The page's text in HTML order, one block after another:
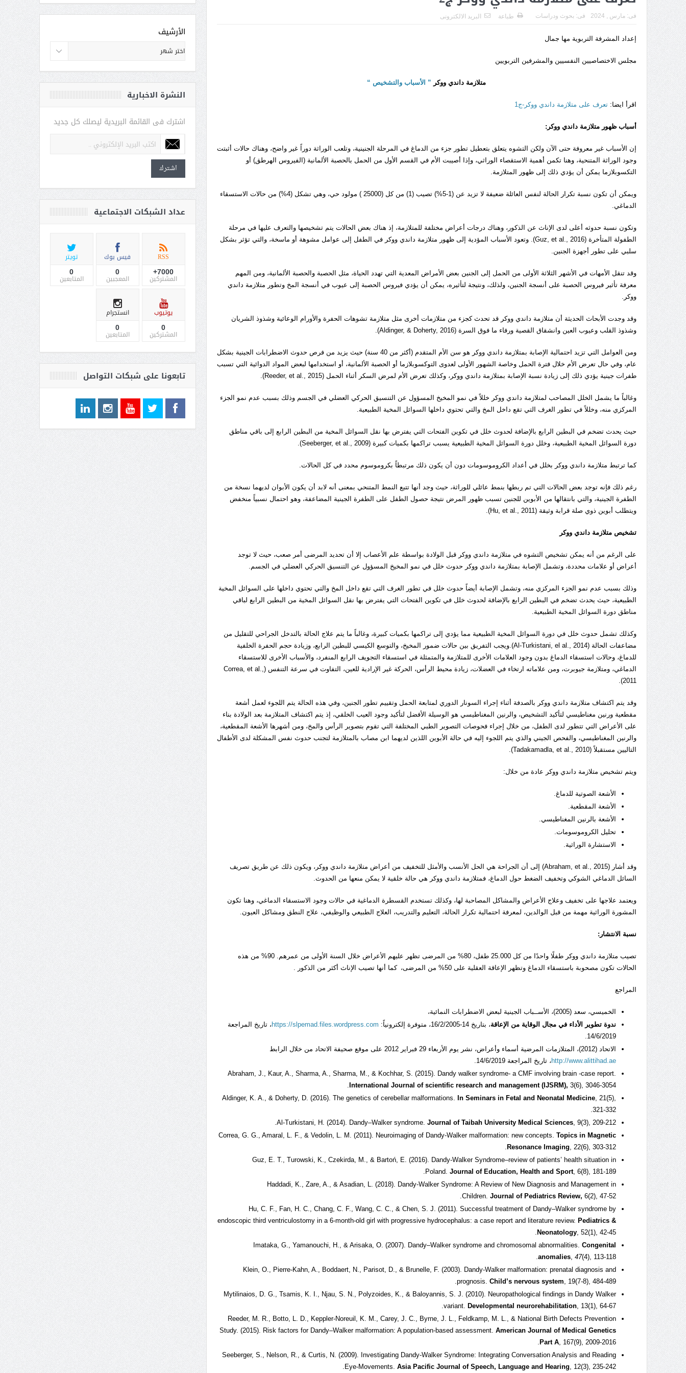
فى:مارس , 2024 فى: بحوث ودراسات طباعة البريد الالكترونى
إعداد المشرفة التربوية مها جمال
مجلس الاختصاصيين النفسيين والمشرفين التربويين
متلازمة داندي ووكر ” الأسباب والتشخيص “
اقرأ ايضا:تعرف على متلازمة داندي ووكر-ج1
أسباب ظهور متلازمة داندي ووكر:
إن الأسباب غير معروفة حتى الآن ولكن التشوه يتعلق بتعطيل تطور جزء من الدماغ في المرحلة الجنينية، وتلعب الوراثة دوراً غير واضح، وهناك حالات أثبتت
وجود الوراثة المتنحية، وهنا تكمن أهمية الاستقصاء الوراثي، وإذا أصيبت الأم في القسم الأول من الحمل بالحصبة الألمانية (الفيروس الهرطق) أو
التكسوبلازما يمكن أن يؤدي ذلك إلى ظهور المتلازمة.
ويمكن أن تكون نسبة تكرار الحالة لنفس العائلة ضعيفة لا تزيد عن (1-5%) تصيب (1) من كل (25000 ) مولود حي، وهي تشكل (4%) من حالات الاستسقاء
الدماغي.
وتكون نسبة حدوثه أعلى لدى الإناث عن الذكور، وهناك درجات أعراض مختلفة للمتلازمة، إذ هناك بعض الحالات يتم تشخيصها والتعرف عليها في مرحلة
الطفولة المتأخرة (Guz, et al., 2016). وتعود الأسباب المؤدية إلى ظهور متلازمة داندي ووكر في الطفل إلى عوامل مشوهة أو ماسخة، والتي تؤثر بشكل
سلبي على تطور أجهزة الجنين.
وقد تنقل الأمهات في الأشهر الثلاثة الأولى من الحمل إلى الجنين بعض الأمراض المعدية التي تهدد الحياة، مثل الحصبة والحصبة الألمانية، ومن المهم
معرفة تأثير فيروس الحصبة على أنسجة الجنين، ولذلك، ونتيجة لتأثيره، يمكن أن يؤدي فيروس الحصبة إلى عيوب في أنسجة المخ وتطور متلازمة داندي
ووكر.
وقد وجدت الأبحاث الحديثة أن متلازمة داندي ووكر قد تحدث كجزء من متلازمات أخرى مثل متلازمة تشوهات الحفرة والأورام الوعائية وشذوذ الشريان
وشذوذ القلب وعيوب العين وانشقاق القصية ورفاء ما فوق السرة (Aldinger, & Doherty, 2016).
ومن العوامل التي تزيد احتمالية الإصابة بمتلازمة داندي ووكر هو سن الأم المتقدم (أكثر من 40 سنة) حيث يزيد من فرص حدوث الاضطرابات الجينية بشكل
عام، وفي حال تعرض الأم خلال فترة الحمل وخاصة الشهور الأولى لعدوى التوكسوبلازما أو الحصبة الألمانية، أو استخدامها لبعض المواد الدوائية التي تسبب
طفرات جينية يؤدي ذلك إلى زيادة نسبة الإصابة بمتلازمة داندي ووكر، وكذلك تعرض الأم لمرض السكر أثناء الحمل (Reeder, et al., 2015).
وغالباً ما يشمل الخلل المصاحب لمتلازمة داندي ووكر خللاً في نمو المخيخ المسؤول عن التنسيق الحركي العضلي في الجسم وذلك بسبب عدم نمو الجزء
المركزي منه، وخللاً في تطور الغرف التي تقع داخل المخ والتي تحتوي داخلها السوائل المخية الطبيعية.
حيث يحدث تضخم في البطين الرابع بالإضافة لحدوث خلل في تكوين الفتحات التي يفترض بها نقل السوائل المخية من البطين الرابع إلى باقي مناطق
دورة السوائل المخية الطبيعية، وخلل دورة السوائل المخية الطبيعية يسبب تراكمها بكميات كبيرة (Seeberger, et al., 2009).
كما ترتبط متلازمة داندي ووكر بخلل في أعداد الكروموسومات دون أن يكون ذلك مرتبطاً بكروموسوم محدد في كل الحالات.
رغم ذلك فإنه توجد بعض الحالات التي تم ربطها بنمط عائلي للوراثة، حيث وجد أنها تتبع النمط المتنحي بمعنى أنه لابد أن يكون الأبوان لديهما نسخة من
الطفرة الجينية، والتي بانتقالها من الأبوين للجنين تسبب ظهور المرض نتيجة حصول الطفل على الطفرة الجينية المضاعفة، وهو احتمال نسبياً منخفض
ويتطلب أبوين ذوي صلة قرابة وثيقة (Hu, et al., 2011).
تشخيص متلازمة داندي ووكر
على الرغم من أنه يمكن تشخيص التشوه في متلازمة داندي ووكر قبل الولادة بواسطة علم الأعصاب إلا أن تحديد المرضى أمر صعب، حيث لا توجد
أعراض أو علامات محددة، وتشمل الإصابة بمتلازمة داندي ووكر حدوث خلل في نمو المخيخ المسؤول عن التنسيق الحركي العضلي في الجسم.
وذلك بسبب عدم نمو الجزء المركزي منه، وتشمل الإصابة أيضاً حدوث خلل في تطور الغرف التي تقع داخل المخ والتي تحتوي داخلها على السوائل المخية
الطبيعية، حيث يحدث تضخم في البطين الرابع بالإضافة لحدوث خلل في تكوين الفتحات التي يفترض بها نقل السوائل المخية من البطين الرابع لباقي
مناطق دورة السوائل المخية الطبيعية.
وكذلك تشمل حدوث خلل في دورة السوائل المخية الطبيعية مما يؤدي إلى تراكمها بكميات كبيرة، وغالباً ما يتم علاج الحالة بالتدخل الجراحي للتقليل من
مضاعفات الحالة (Al-Turkistani, el al., 2014).ويجب التفريق بين حالات ضمور المخيخ، والتوسع الكيسي للبطين الرابع، وزيادة حجم الحفرة الخلفية
للدماغ، وحالات استسقاء الدماغ بدون وجود العلامات الأخرى للمتلازمة والمتمثلة في استسقاء التجويف الرابع المنفرد، والأسباب الأخرى للاستسقاء
الدماغي، ومتلازمة جيوبرت، ومن علاماته ارتخاء في العضلات، زيادة محيط الرأس، الحركة غير الإرادية للعين، التفاوت في سرعة التنفس (Correa, et al.,
2011).
وقد يتم اكتشاف متلازمة داندي ووكر بالصدفة أثناء إجراء السونار الدوري لمتابعة الحمل وتقييم تطور الجنين، وفي هذه الحالة يتم اللجوء لعمل أشعة
مقطعية ورنين مغناطيسي لتأكيد التشخيص، والرنين المغناطيسي هو الوسيلة الأفضل لتأكيد وجود العيب الخلقي، إذ يتم اكتشاف المتلازمة بعد الولادة بناء
على الأعراض التي تتطور لدى الطفل، من خلال إجراء فحوصات التصوير الطبي المختلفة التي تقوم بتصوير الرأس والمخ، ومن أشهرها الأشعة المقطعية،
والرنين المغناطيسي، والفحص الجيني والذي يتم اللجوء إليه في حالة الأبوين اللذين لديهما ابن مصاب بالمتلازمة لتجنب حدوث نفس المشكلة لدى الأطفال
التاليين مستقبلاً (Tadakamadla, et al., 2010).
ويتم تشخيص متلازمة داندي ووكر عادة من خلال:
الأشعة الصوتية للدماغ.
الأشعة المقطعية.
الأشعة بالرنين المغناطيسي.
تحليل الكروموسومات.
الاستشارة الوراثية.
وقد أشار (Abraham, et al., 2015) إلى أن الجراحة هي الحل الأنسب والأمثل للتخفيف من أعراض متلازمة داندي ووكر، ويكون ذلك عن طريق تصريف
السائل الدماغي الشوكي وتخفيف الضغط حول الدماغ، فمتلازمة داندي ووكر هي حالة خلقية لا يمكن منعها من الحدوث.
ويعتمد علاجها على تخفيف وعلاج الأعراض والمشاكل المصاحبة لها، وكذلك تستخدم القسطرة الدماغية في حالات وجود الاستسقاء الدماغي، وهنا تكون
المشورة الوراثية مهمة من قبل الوالدين، لمعرفة احتمالية تكرار الحالة، التعليم والتدريب، العلاج الطبيعي والوظيفي، علاج النطق ومشاكل العيون.
نسبة الانتشار:
تصيب متلازمة داندي ووكر طفلًا واحدًا من كل 25.000 طفل، 80% من المرضى تظهر عليهم الأعراض خلال السنة الأولى من عمرهم. 90% من هذه
الحالات تكون مصحوبة باستسقاء الدماغ وتظهر الإعاقة العقلية على 50% من المرضى،
كما أنها تصيب الإناث أكثر من الذكور .
المراجع
الخميسي، سعد (2005)، الأســباب الجينية لبعض الاضطرابات النمائية،
ندوة تطوير الأداء في مجال الوقاية من الإعاقة، بتاريخ 14-16/2/2005، متوفرة إلكترونياً: https://slpemad.files.wordpress.com ، تاريخ المراجعة
14/6/2019.
الاتحاد (2012)، المتلازمات المرضية أسماء وأعراض، نشر يوم الأربعاء 29 فبراير 2012 على موقع صحيفة الاتحاد من خلال الرابط
http://www.alittihad.ae ، تاريخ المراجعة 14/6/2019.
Abraham, J., Kaur, A., Sharma, A., Sharma, M., & Kochhar, S. (2015). Dandy walker syndrome- a CMF involving brain -case report.
International Journal of scientific research and management (IJSRM), 3(6), 3046-3054.
Aldinger, K. A., & Doherty, D. (2016). The genetics of cerebellar malformations. In Seminars in Fetal and Neonatal Medicine, 21(5),
321-332.
Al-Turkistani, H. (2014). Dandy–Walker syndrome. Journal of Taibah University Medical Sciences, 9(3), 209-212.‏
Correa, G. G., Amaral, L. F., & Vedolin, L. M. (2011). Neuroimaging of Dandy-Walker malformation: new concepts. Topics in Magnetic
Resonance Imaging, 22(6), 303-312.‏
Guz, E. T., Turowski, K., Czekirda, M., & Bartoń, E. (2016). Dandy-Walker Syndrome–review of patients’ health situation in
Poland. Journal of Education, Health and Sport, 6(8), 181-189.‏
Haddadi, K., Zare, A., & Asadian, L. (2018). Dandy-Walker Syndrome: A Review of New Diagnosis and Management in
Children. Journal of Pediatrics Review, 6(2), 47-52.‏
Hu, C. F., Fan, H. C., Chang, C. F., Wang, C. C., & Chen, S. J. (2011). Successful treatment of Dandy–Walker syndrome by
endoscopic third ventriculostomy in a 6-month-old girl with progressive hydrocephalus: a case report and literature review. Pediatrics &
Neonatology, 52(1), 42-45.‏
Imataka, G., Yamanouchi, H., & Arisaka, O. (2007). Dandy–Walker syndrome and chromosomal abnormalities. Congenital
anomalies, 47(4), 113-118.‏
Klein, O., Pierre-Kahn, A., Boddaert, N., Parisot, D., & Brunelle, F. (2003). Dandy-Walker malformation: prenatal diagnosis and
prognosis. Child’s nervous system, 19(7-8), 484-489.‏
Mytilinaios, D. G., Tsamis, K. I., Njau, S. N., Polyzoides, K., & Baloyannis, S. J. (2010). Neuropathological findings in Dandy Walker
variant. Developmental neurorehabilitation, 13(1), 64-67.‏
Reeder, M. R., Botto, L. D., Keppler‐Noreuil, K. M., Carey, J. C., Byrne, J. L., Feldkamp, M. L., & National Birth Defects Prevention
Study. (2015). Risk factors for Dandy–Walker malformation: A population‐based assessment. American Journal of Medical Genetics
Part A, 167(9), 2009-2016.‏
Seeberger, S., Nelson, R., & Curtis, N. (2009). Investigating Dandy-Walker Syndrome: Integrating Conversation Analysis and Reading
Eye-Movements. Asia Pacific Journal of Speech, Language and Hearing, 12(3), 235-242.‏
الأرشيف
النشرة الاخبارية
اشترك فى القائمة البريدية ليصلك كل جديد
اشترك
عداد الشبكات الاجتماعية
RSS
7000+
المشتركين
فيس بوك
0
المعجبين
تويتر
0
المتابعين
يوتيوب
0
المشتركين
انستجرام
0
المتابعين
تابعونا على شبكات التواصل